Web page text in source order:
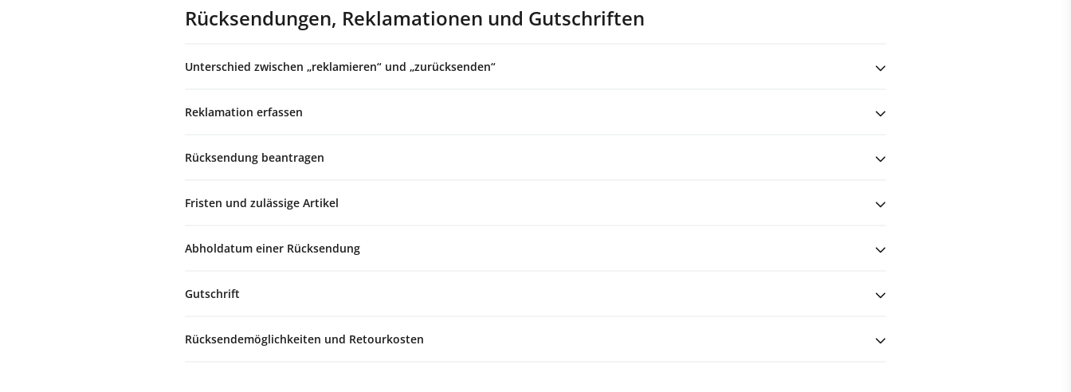
Rücksendungen, Reklamationen und Gutschriften
Unterschied zwischen „reklamieren“ und „zurücksenden“
Reklamation erfassen
Rücksendung beantragen
Fristen und zulässige Artikel
Abholdatum einer Rücksendung
Gutschrift
Rücksendemöglichkeiten und Retourkosten